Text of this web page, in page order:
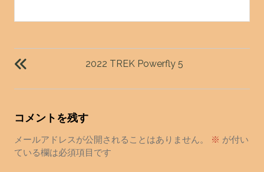
投
稿
ビ
ー
シ
ョ
2022 TREK Powerfly 5
コメントを残す
メールアドレスが公開されることはありません。 ※ が付い
ている欄は必須項目です